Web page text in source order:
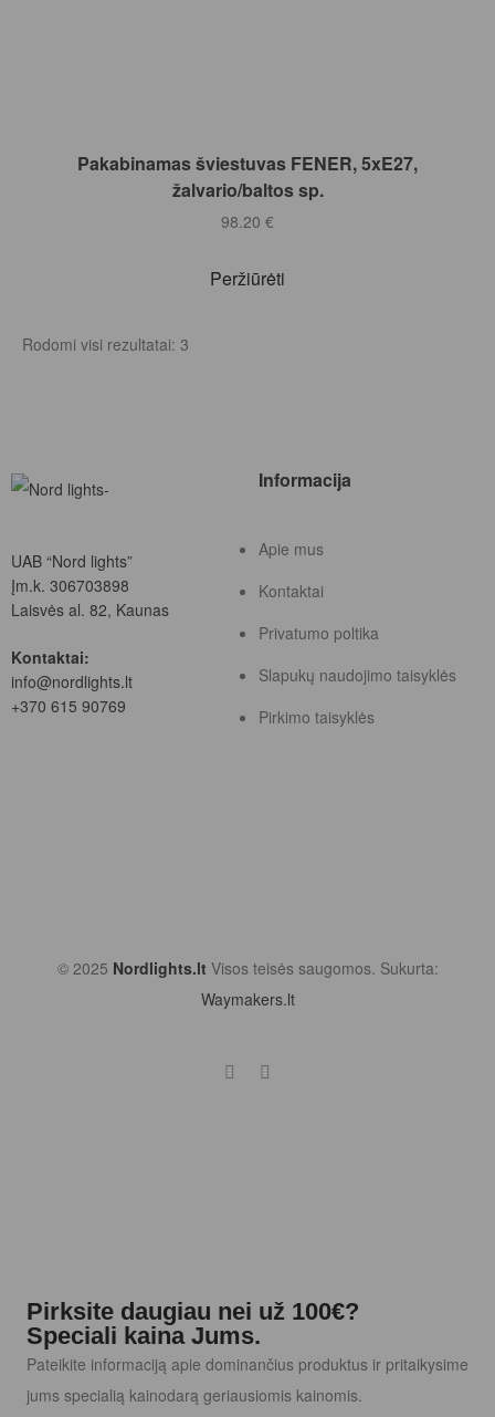
Į KREPŠELĮ
Pakabinamas šviestuvas FENER, 5xE27,
žalvario/baltos sp.
98.20 €
Peržiūrėti
Rodomi visi rezultatai: 3
UAB “Nord lights”
Įm.k. 306703898
Laisvės al. 82, Kaunas
Kontaktai:
info@nordlights.lt
+370 615 90769
Informacija
Apie mus
Kontaktai
Privatumo poltika
Slapukų naudojimo taisyklės
Pirkimo taisyklės
© 2025 Nordlights.lt Visos teisės saugomos. Sukurta:
Waymakers.lt
Pirksite daugiau nei už 100€?
Speciali kaina Jums.
Pateikite informaciją apie dominančius produktus ir pritaikysime
jums specialią kainodarą geriausiomis kainomis.